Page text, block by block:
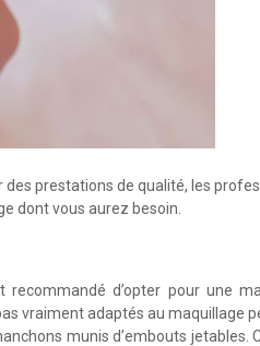
prestations de qualité, les
dont vous aurez besoin.
d’opter pour une
vraiment adaptés au maquillage
munis d’embouts jetables.